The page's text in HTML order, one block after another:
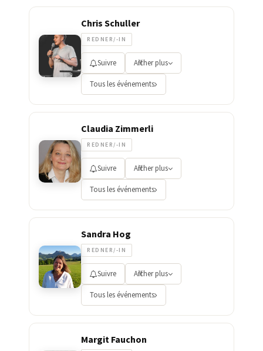
Chris Schuller
REDNER/-IN
Suivre Afficher plus
Tous les événements
Claudia Zimmerli
REDNER/-IN
Suivre Afficher plus
Tous les événements
Sandra Hog
REDNER/-IN
Suivre Afficher plus
Tous les événements
Margit Fauchon